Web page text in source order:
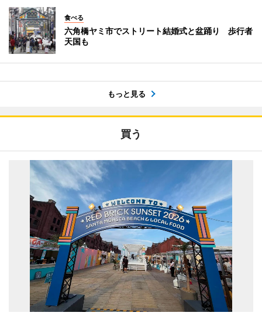
食べる
六角橋ヤミ市でストリート結婚式と盆踊り 歩行者
天国も
もっと見る
買う